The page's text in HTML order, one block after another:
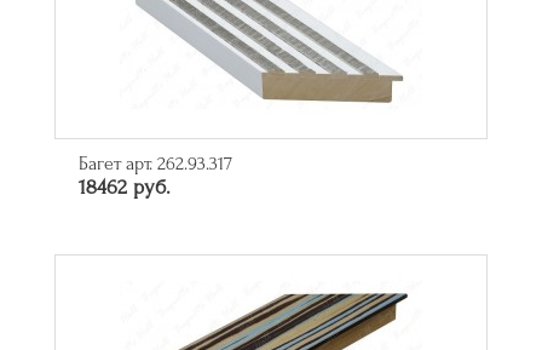
Багет арт. 262.93.317
18462 руб.